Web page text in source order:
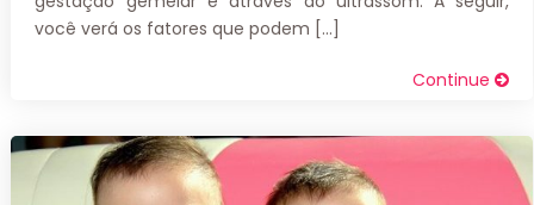
você verá os fatores que podem […]
Continue